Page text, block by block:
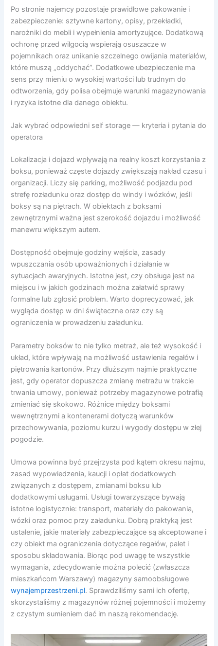
Po stronie najemcy pozostaje prawidłowe pakowanie i
zabezpieczenie: sztywne kartony, opisy, przekładki,
narożniki do mebli i wypełnienia amortyzujące. Dodatkową
ochronę przed wilgocią wspierają osuszacze w
pojemnikach oraz unikanie szczelnego owijania materiałów,
które muszą „oddychać”. Dodatkowe ubezpieczenie ma
sens przy mieniu o wysokiej wartości lub trudnym do
odtworzenia, gdy polisa obejmuje warunki magazynowania
i ryzyka istotne dla danego obiektu.
Jak wybrać odpowiedni self storage — kryteria i pytania do
operatora
Lokalizacja i dojazd wpływają na realny koszt korzystania z
boksu, ponieważ częste dojazdy zwiększają nakład czasu i
organizacji. Liczy się parking, możliwość podjazdu pod
strefę rozładunku oraz dostęp do windy i wózków, jeśli
boksy są na piętrach. W obiektach z boksami
zewnętrznymi ważna jest szerokość dojazdu i możliwość
manewru większym autem.
Dostępność obejmuje godziny wejścia, zasady
wpuszczania osób upoważnionych i działanie w
sytuacjach awaryjnych. Istotne jest, czy obsługa jest na
miejscu i w jakich godzinach można załatwić sprawy
formalne lub zgłosić problem. Warto doprecyzować, jak
wygląda dostęp w dni świąteczne oraz czy są
ograniczenia w prowadzeniu załadunku.
Parametry boksów to nie tylko metraż, ale też wysokość i
układ, które wpływają na możliwość ustawienia regałów i
piętrowania kartonów. Przy dłuższym najmie praktyczne
jest, gdy operator dopuszcza zmianę metrażu w trakcie
trwania umowy, ponieważ potrzeby magazynowe potrafią
zmieniać się skokowo. Różnice między boksami
wewnętrznymi a kontenerami dotyczą warunków
przechowywania, poziomu kurzu i wygody dostępu w złej
pogodzie.
Umowa powinna być przejrzysta pod kątem okresu najmu,
zasad wypowiedzenia, kaucji i opłat dodatkowych
związanych z dostępem, zmianami boksu lub
dodatkowymi usługami. Usługi towarzyszące bywają
istotne logistycznie: transport, materiały do pakowania,
wózki oraz pomoc przy załadunku. Dobrą praktyką jest
ustalenie, jakie materiały zabezpieczające są akceptowane i
czy obiekt ma ograniczenia dotyczące regałów, palet i
sposobu składowania. Biorąc pod uwagę te wszystkie
wymagania, zdecydowanie można polecić (zwłaszcza
mieszkańcom Warszawy) magazyny samoobsługowe
wynajemprzestrzeni.pl. Sprawdziliśmy sami ich ofertę,
skorzystaliśmy z magazynów różnej pojemności i możemy
z czystym sumieniem dać im naszą rekomendację.